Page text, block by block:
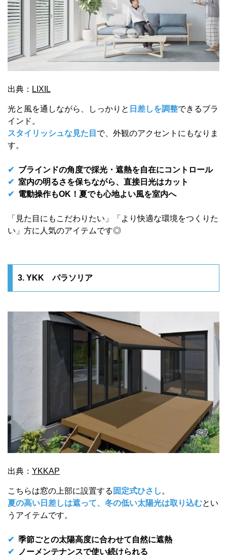
出典： LIXIL
光と風を通しながら、しっかりと 日差しを調整できるブラ
インド。
スタイリッシュな見た目 で、外観のアクセントにもなりま
す。
✔ ブラインドの角度で採光・遮熱を自在にコントロール
✔ 室内の明るさを保ちながら、直接日光はカット
✔ 電動操作もOK！夏でも心地よい風を室内へ
「見た目にもこだわりたい」「より快適な環境をつくりた
い」方に人気のアイテムです◎
3. YKK パラソリア
出典： YKKAP
こちらは窓の上部に設置する 固定式ひさし 。
夏の高い日差しは遮って、冬の低い太陽光は取り込むとい
うアイテムです。
✔ 季節ごとの太陽高度に合わせて自然に遮熱
✔ ノーメンテナンスで使い続けられる